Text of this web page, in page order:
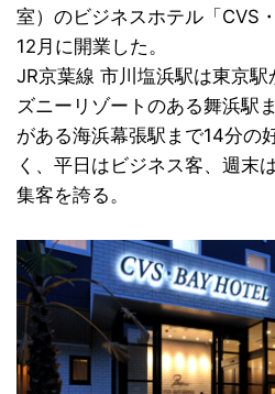
室）のビジネスホテル「CVS
12月に開業した。
JR京葉線 市川塩浜駅は東京
ズニーリゾートのある舞浜駅
がある海浜幕張駅まで14分の
く、平日はビジネス客、週末
集客を誇る。